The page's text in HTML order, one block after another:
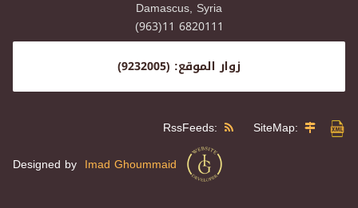
Damascus, Syria
(963)11 6820111
زوار الموقع: (9232005)
SiteMap:
RssFeeds:
Designed by Imad Ghoummaid